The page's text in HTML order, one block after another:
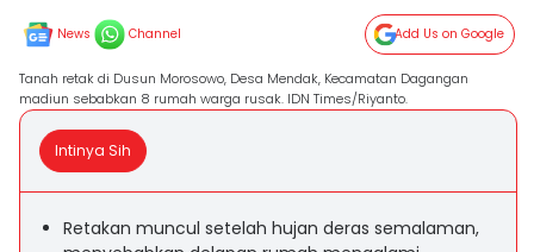
News Channel Add Us on Google
Tanah retak di Dusun Morosowo, Desa Mendak, Kecamatan Dagangan
madiun sebabkan 8 rumah warga rusak. IDN Times/Riyanto.
Intinya Sih
Retakan muncul setelah hujan deras semalaman,